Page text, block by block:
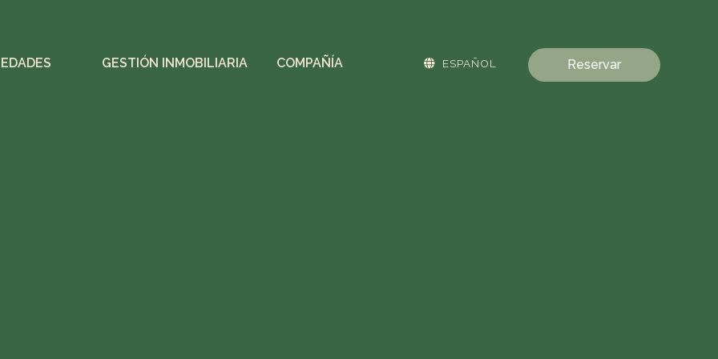
GESTIÓN INMOBILIARIA COMPAÑÍA ESPAÑOL Reservar